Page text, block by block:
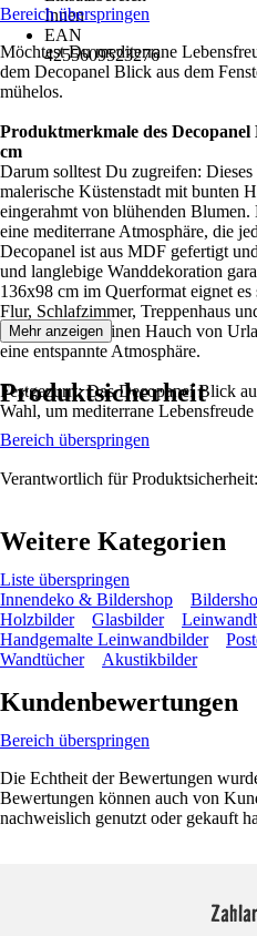
Innen
EAN
4255609523276
Bereich überspringen
Möchtest Du mediterrane
dem Decopanel Blick aus dem
mühelos.
Produktmerkmale des Decopanel
cm
Darum solltest Du zugreifen:
malerische Küstenstadt mit bunten
eingerahmt von blühenden
eine mediterrane Atmosphäre, die
Decopanel ist aus MDF gefertigt
und langlebige Wanddekoration
136x98 cm im Querformat eignet
Flur, Schlafzimmer, Treppenhaus
Stilwelt bringt einen Hauch von
eine entspannte Atmosphäre.
Festgezurrt: Das Decopanel Blick
Wahl, um mediterrane
Mehr anzeigen
Produktsicherheit
Bereich überspringen
Verantwortlich für Produktsicherheit:
Weitere Kategorien
Liste überspringen
Innendeko & Bildershop
Holzbilder
Glasbilder
Handgemalte Leinwandbilder
Wandtücher
Akustikbilder
Kundenbewertungen
Bereich überspringen
Die Echtheit der Bewertungen
Bewertungen können auch von
nachweislich genutzt oder gekauft